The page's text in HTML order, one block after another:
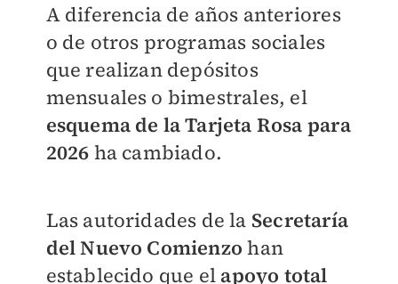
A diferencia de años anteriores
o de otros programas sociales
que realizan depósitos
mensuales o bimestrales, el
esquema de la Tarjeta Rosa para
2026 ha cambiado.
Las autoridades de la Secretaría
del Nuevo Comienzo han
establecido que el apoyo total